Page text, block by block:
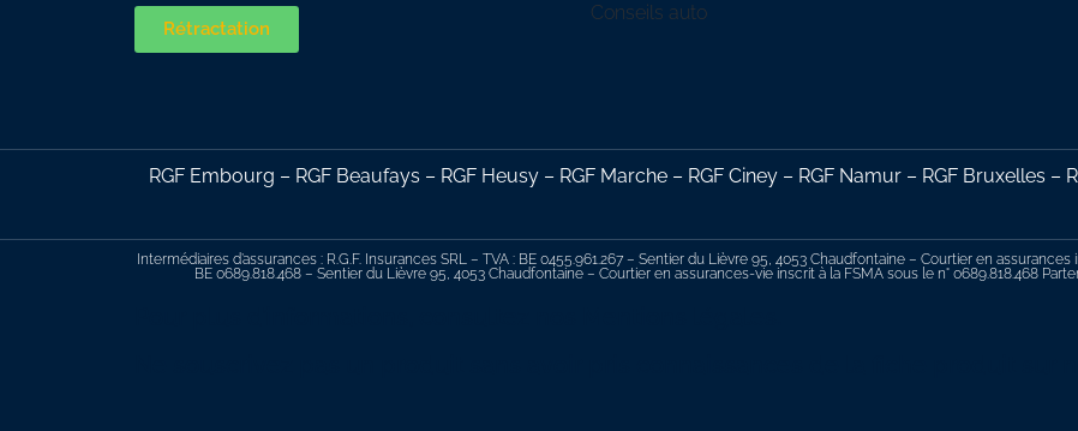
Rétractation
Conseils auto
RGF Embourg – RGF Beaufays – RGF Heusy – RGF Marche – RGF Ciney – RGF Namur – RGF Bruxelles –
Intermédiaires d’assurances : R.G.F. Insurances SRL – TVA : BE 0455.961.267 – Sentier du Lièvre 95, 4053 Chaudfontaine – Courtier en assurances
BE 0689.818.468 – Sentier du Lièvre 95, 4053 Chaudfontaine – Courtier en assurances-vie inscrit à la FSMA sous le n° 0689.818.468